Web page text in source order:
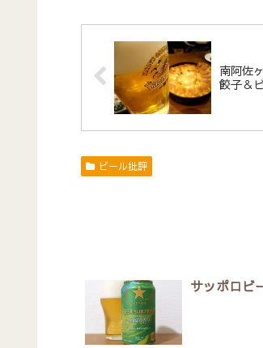
南阿佐
餃子＆
ビール批評
サッポロビ